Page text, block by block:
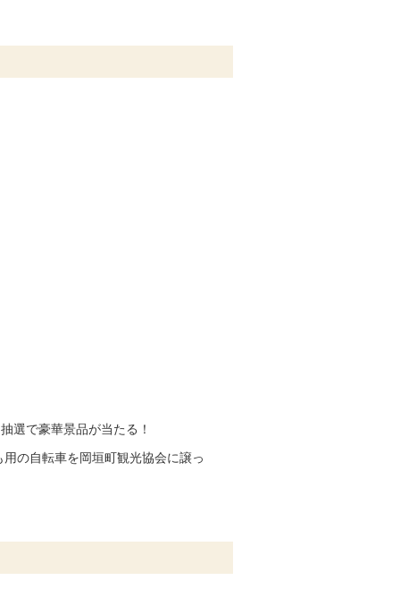
選で豪華景品が当たる！
の自転車を岡垣町観光協会に譲っ